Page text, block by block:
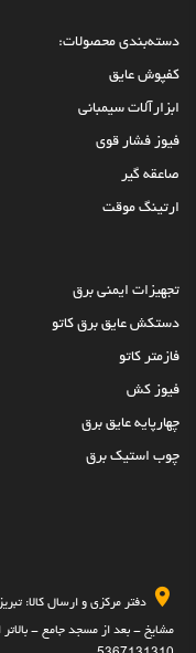
دسته‌بندی محصولات:
کفپوش عایق
ابزارآلات سیمبانی
فیوز فشار قوی
صاعقه گیر
ارتینگ موقت
تجهیزات ایمنی برق
دستکش عایق برق کاتو
فازمتر کاتو
فیوز کش
چهارپایه عایق برق
چوب استیک برق
دفتر مرکزی و ارسال کالا:
مشایخ - بعد از مسجد جامع -